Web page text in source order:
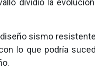
dividió la
sismo
lo que podría